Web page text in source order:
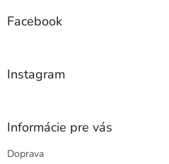
Facebook
Instagram
Informácie pre vás
Doprava